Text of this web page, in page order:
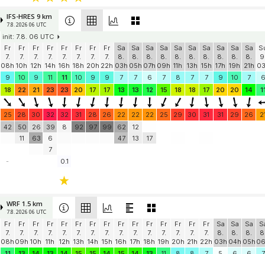
IFS-HRES 9 km
7.8. 2026 06 UTC
init: 7.8. 06 UTC
Fr
7.
08h
Fr
7.
10h
Fr
7.
12h
Fr
7.
14h
Fr
7.
16h
Fr
7.
18h
Fr
7.
20h
Fr
7.
22h
Sa
8.
03h
Sa
8.
05h
Sa
8.
07h
Sa
8.
09h
Sa
8.
11h
Sa
8.
13h
Sa
8.
15h
Sa
8.
17h
Sa
8.
19h
Sa
8.
21h
9
10 9 11 11 10 9 9 7 7 6 7 8 7 7 9 10 7
6
18
22 21 23 23 20 17 17 13 13 12 15 18 18 17 20 20 14
25 28 30 32 32 31 28 26 22 22 22 25 29 30 31 31 29 26
42
50
11
26
63
39
6
7
8 92 97 99
62
47
12
13
17
- 0.1
WRF 1.5 km
7.8. 2026 06 UTC
Fr
7.
08h
Fr
7.
09h
Fr
7.
10h
Fr
7.
11h
Fr
7.
12h
Fr
7.
13h
Fr
7.
14h
Fr
7.
15h
Fr
7.
16h
Fr
7.
17h
Fr
7.
18h
Fr
7.
19h
Fr
7.
20h
Fr
7.
21h
Fr
7.
22h
Sa
8.
03h
Sa
8.
04h
Sa
8.
05h